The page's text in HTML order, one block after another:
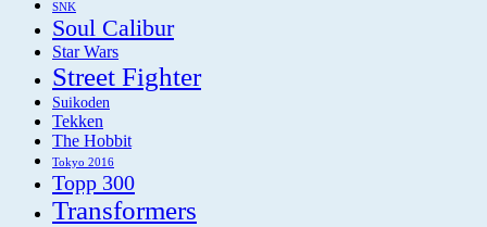
SNK
Soul Calibur
Star Wars
Street Fighter
Suikoden
Tekken
The Hobbit
Tokyo 2016
Topp 300
Transformers